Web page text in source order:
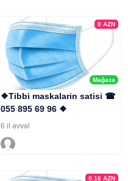
Mağaza
0 AZN
❖Tibbi maskalarin satisi ☎
055 895 69 96 ❖
6 il əvvəl
0.16 AZN